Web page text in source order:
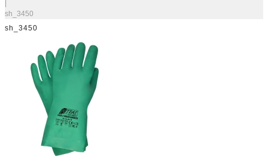
|
sh_3450
sh_3450